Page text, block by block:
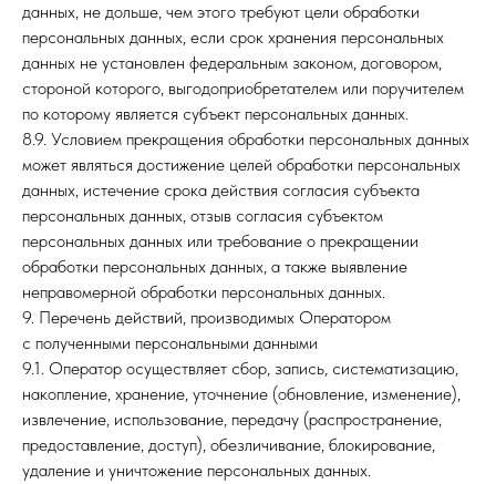
данных, не дольше, чем этого требуют цели обработки
персональных данных, если срок хранения персональных
данных не установлен федеральным законом, договором,
стороной которого, выгодоприобретателем или поручителем
по которому является субъект персональных данных.
8.9. Условием прекращения обработки персональных данных
может являться достижение целей обработки персональных
данных, истечение срока действия согласия субъекта
персональных данных, отзыв согласия субъектом
персональных данных или требование о прекращении
обработки персональных данных, а также выявление
неправомерной обработки персональных данных.
9. Перечень действий, производимых Оператором
с полученными персональными данными
9.1. Оператор осуществляет сбор, запись, систематизацию,
накопление, хранение, уточнение (обновление, изменение),
извлечение, использование, передачу (распространение,
предоставление, доступ), обезличивание, блокирование,
удаление и уничтожение персональных данных.